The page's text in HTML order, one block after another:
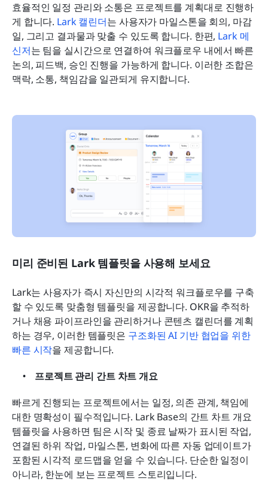
효율적인 일정 관리와 소통은 프로젝트를 계획대로 진행하
게 합니다. Lark 캘린더는 사용자가 마일스톤을 회의, 마감
일, 그리고 결과물과 맞출 수 있도록 합니다. 한편, Lark 메
신저는 팀을 실시간으로 연결하여 워크플로우 내에서 빠른
논의, 피드백, 승인 진행을 가능하게 합니다. 이러한 조합은
맥락, 소통, 책임감을 일관되게 유지합니다.
미리 준비된 Lark 템플릿을 사용해 보세요
Lark는 사용자가 즉시 자신만의 시각적 워크플로우를 구축
할 수 있도록 맞춤형 템플릿을 제공합니다. OKR을 추적하
거나 채용 파이프라인을 관리하거나 콘텐츠 캘린더를 계획
하는 경우, 이러한 템플릿은 구조화된 AI 기반 협업을 위한
빠른 시작을 제공합니다.
프로젝트 관리 간트 차트 개요
빠르게 진행되는 프로젝트에서는 일정, 의존 관계, 책임에
대한 명확성이 필수적입니다. Lark Base의 간트 차트 개요
템플릿을 사용하면 팀은 시작 및 종료 날짜가 표시된 작업,
연결된 하위 작업, 마일스톤, 변화에 따른 자동 업데이트가
포함된 시각적 로드맵을 얻을 수 있습니다. 단순한 일정이
아니라, 한눈에 보는 프로젝트 스토리입니다.